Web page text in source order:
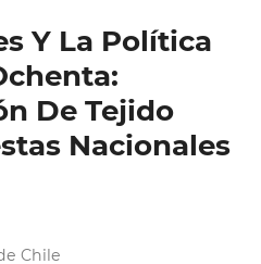
Y La Política
De Tejido
Nacionales
Chile